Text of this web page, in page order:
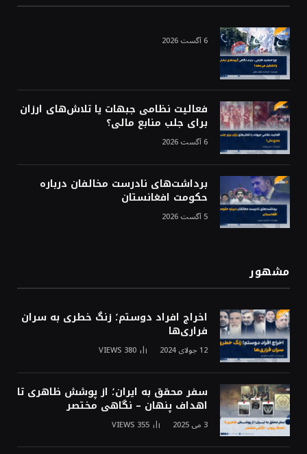
6 آگست 2026
فعالیت نظامی جبهات یا تلاش‌های ارزان
برای جلب منابع مالی؟
6 آگست 2026
برداشت‌های نادرست مخالفان درباره
حکومت افغانستان
5 آگست 2026
مشهور
اخراج افراد دوستم؛ زنگ خطری به سران
فراری‌ها
12 جولای 2024 380
VIEWS
سفر محقق به ایران؛ از پوشش ظاهری تا
اهداف پنهان – نگاهی مختصر
3 می 2025 355
VIEWS